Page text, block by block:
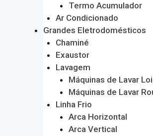
Termo Acumulador
Ar Condicionado
Grandes Eletrodomésticos
Chaminé
Exaustor
Lavagem
Máquinas de Lavar
Máquinas de Lavar
Linha Frio
Arca Horizontal
Arca Vertical